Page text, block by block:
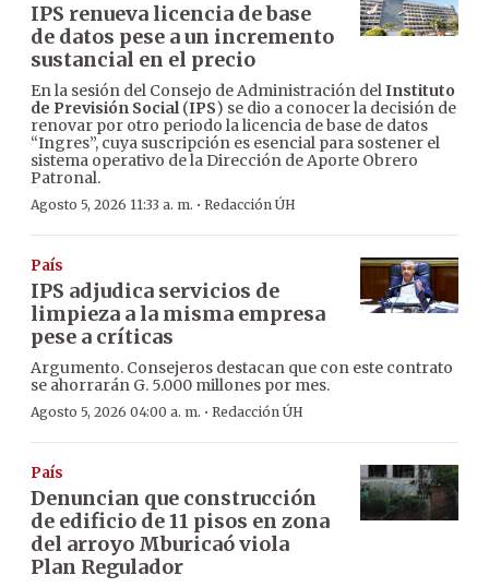
IPS renueva licencia de base
de datos pese a un incremento
sustancial en el precio
En la sesión del Consejo de Administración delInstituto
de Previsión Social(IPS) se dio a conocer la decisión de
renovar por otro periodo la licencia de base de datos
“Ingres”, cuya suscripción es esencial para sostener el
sistema operativo de la Dirección de Aporte Obrero
Patronal.
Agosto 5, 2026 11:33 a. m. · Redacción ÚH
País
IPS adjudica servicios de
limpieza a la misma empresa
pese a críticas
Argumento. Consejeros destacan que con este contrato
se ahorrarán G. 5.000 millones por mes.
Agosto 5, 2026 04:00 a. m. · Redacción ÚH
País
Denuncian que construcción
de edificio de 11 pisos en zona
del arroyo Mburicaó viola
Plan Regulador